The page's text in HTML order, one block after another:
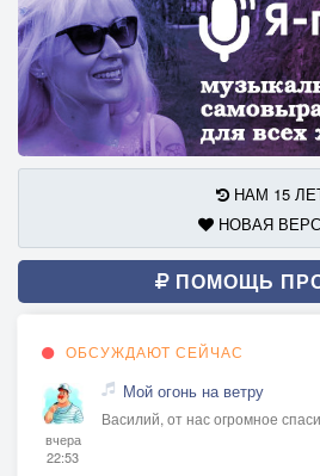
НАМ 15
НОВАЯ
ПОМОЩЬ
ОБСУЖДАЮТ СЕЙЧАС
вчера
22:53
Мой огонь на ветру
Василий, от нас огромное